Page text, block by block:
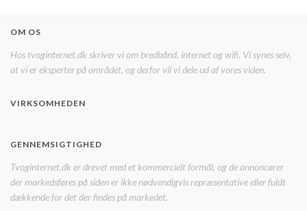
OM OS
Hos tvoginternet.dk skriver vi om bredbånd, internet og wifi. Vi synes selv,
at vi er eksperter på området, og derfor vil vi dele ud af vores viden.
VIRKSOMHEDEN
GENNEMSIGTIGHED
Tvoginternet.dk er drevet med et kommercielt formål, og de annoncører
der markedsføres på siden er ikke nødvendigvis repræsentative eller fuldt
dækkende for det der findes på markedet.